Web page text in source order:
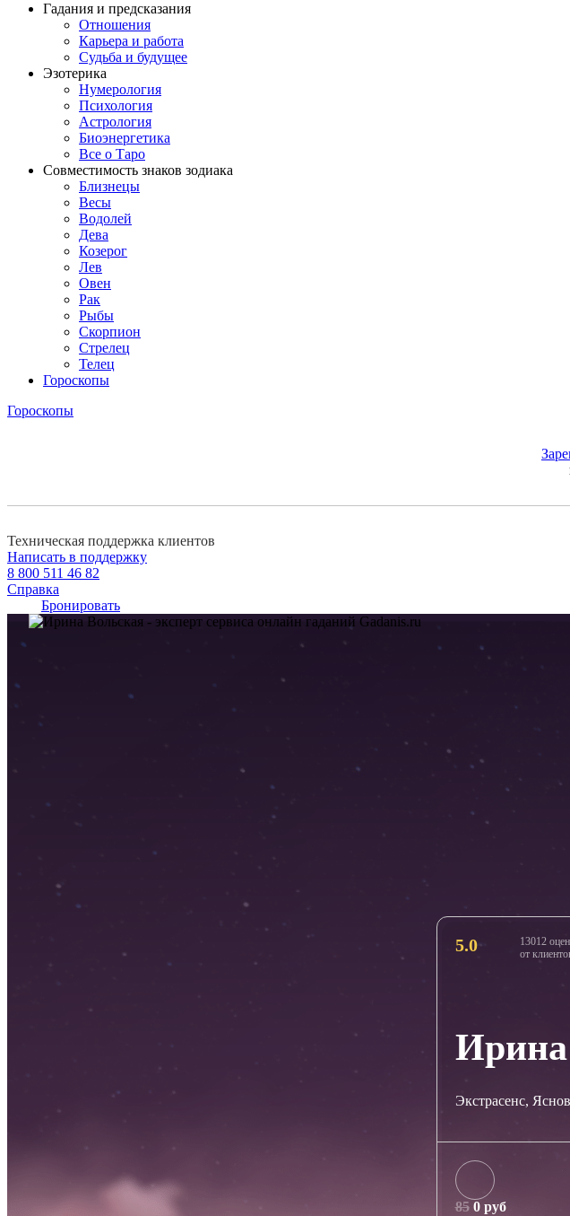
Гадания и предсказания
Отношения
Карьера и работа
Cудьба и будущее
Эзотерика
Нумерология
Психология
Астрология
Биоэнергетика
Все о Таро
Совместимость знаков зодиака
Близнецы
Весы
Водолей
Дева
Козерог
Лев
Овен
Рак
Рыбы
Скорпион
Стрелец
Телец
Гороскопы
Гороскопы
Техническая поддержка клиентов
Написать в поддержку
8 800 511 46 82
Справка
Бронировать
5.0
13012
от
Ирина
Экстрасенс,
850 руб